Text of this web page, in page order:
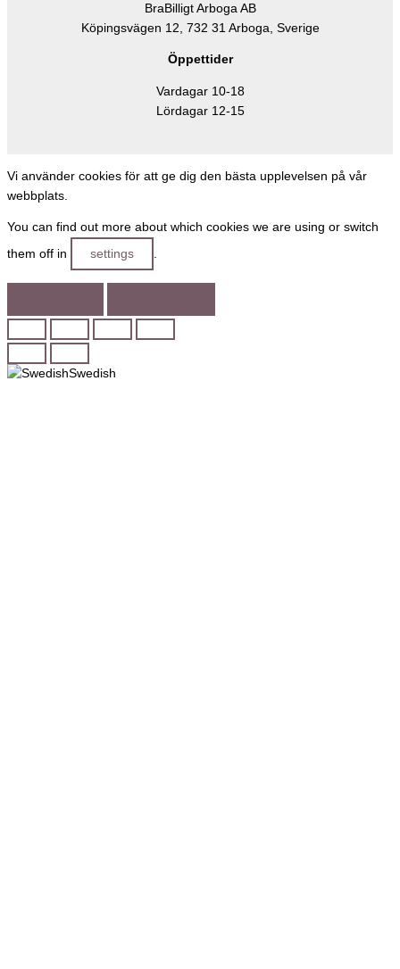
BraBilligt Arboga AB
Köpingsvägen 12, 732 31 Arboga, Sverige
Öppettider
Vardagar 10-18
Lördagar 12-15
Vi använder cookies för att ge dig den bästa upplevelsen på vår
webbplats.
You can find out more about which cookies we are using or switch
them off in
settings .
Swedish